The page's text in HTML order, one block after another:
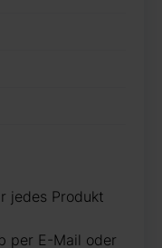
jedes Produkt
per E-Mail oder